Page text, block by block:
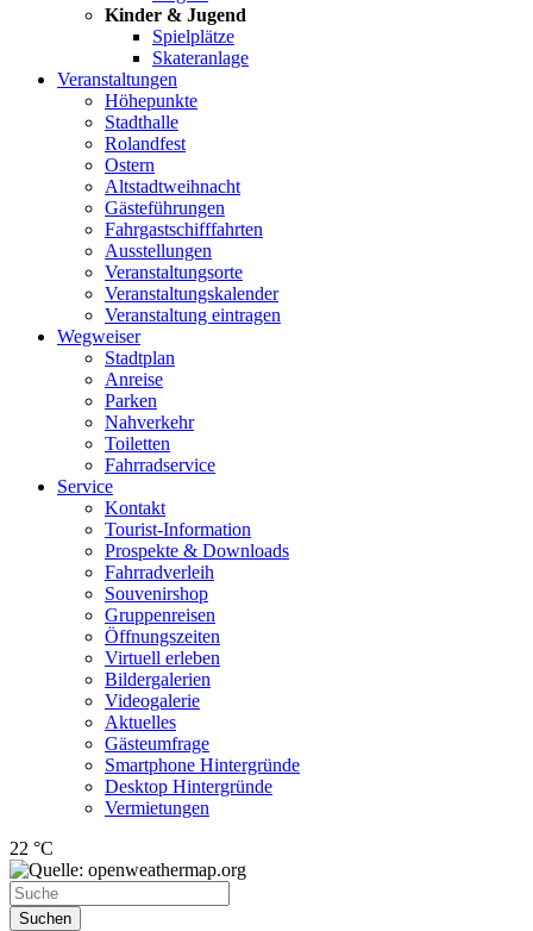
Kinder & Jugend
Spielplätze
Skateranlage
Veranstaltungen
Höhepunkte
Stadthalle
Rolandfest
Ostern
Altstadtweihnacht
Gästeführungen
Fahrgastschifffahrten
Ausstellungen
Veranstaltungsorte
Veranstaltungskalender
Veranstaltung eintragen
Wegweiser
Stadtplan
Anreise
Parken
Nahverkehr
Toiletten
Fahrradservice
Service
Kontakt
Tourist-Information
Prospekte & Downloads
Fahrradverleih
Souvenirshop
Gruppenreisen
Öffnungszeiten
Virtuell erleben
Bildergalerien
Videogalerie
Aktuelles
Gästeumfrage
Smartphone Hintergründe
Desktop Hintergründe
Vermietungen
22 °C
Suchen